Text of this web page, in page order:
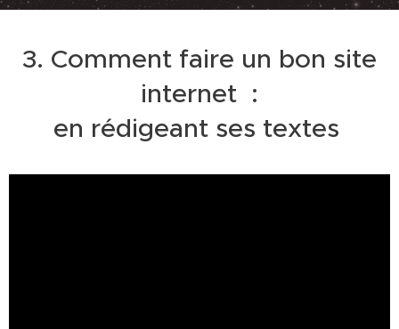
3. Comment faire un bon site
internet :
en rédigeant ses textes